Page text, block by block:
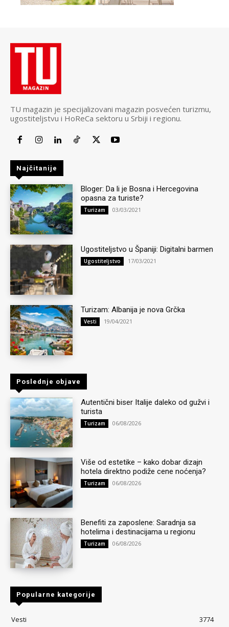
TU magazin je specijalizovani magazin posvećen turizmu,
ugostiteljstvu i HoReCa sektoru u Srbiji i regionu.
Najčitanije
Bloger: Da li je Bosna i Hercegovina
opasna za turiste?
Turizam 03/03/2021
Ugostiteljstvo u Španiji: Digitalni barmen
Ugostiteljstvo 17/03/2021
Turizam: Albanija je nova Grčka
Vesti 19/04/2021
Poslednje objave
Autentični biser Italije daleko od gužvi i
turista
Turizam 06/08/2026
Više od estetike – kako dobar dizajn
hotela direktno podiže cene noćenja?
Turizam 06/08/2026
Benefiti za zaposlene: Saradnja sa
hotelima i destinacijama u regionu
Turizam 06/08/2026
Popularne kategorije
Vesti
3774